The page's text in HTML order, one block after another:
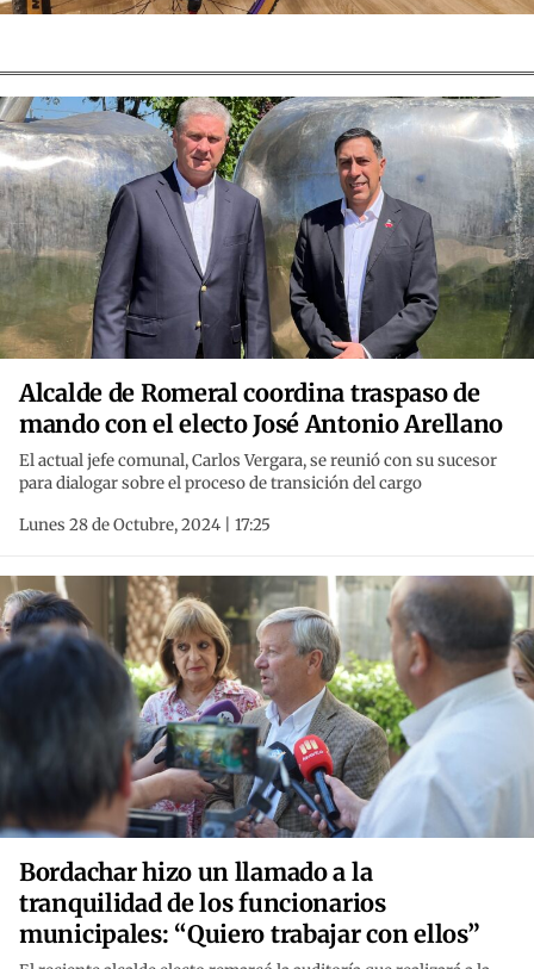
Alcalde de Romeral coordina traspaso de
mando con el electo José Antonio Arellano
El actual jefe comunal, Carlos Vergara, se reunió con su sucesor
para dialogar sobre el proceso de transición del cargo
Lunes 28 de Octubre, 2024 | 17:25
Bordachar hizo un llamado a la
tranquilidad de los funcionarios
municipales: “Quiero trabajar con ellos”